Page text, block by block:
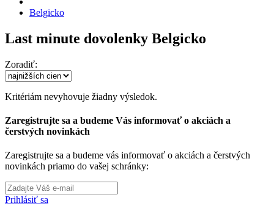
Belgicko
Last minute dovolenky Belgicko
Zoradiť:
Kritériám nevyhovuje žiadny výsledok.
Zaregistrujte sa a budeme Vás informovať o akciách a
čerstvých novinkách
Zaregistrujte sa a budeme vás informovať o akciách a čerstvých
novinkách priamo do vašej schránky:
Prihlásiť sa